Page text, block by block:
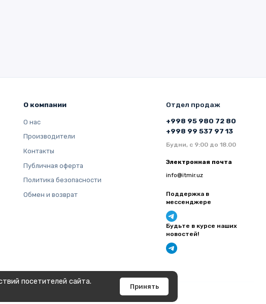
посетителей сайта.
Принять
О компании
О нас
Производители
Контакты
Публичная оферта
Политика безопасности
Обмен и возврат
Отдел продаж
+998 95 980 72 80
+998 99 537 97 13
Будни, с 9:00 до 18.00
Электронная почта
info@itmir.uz
Поддержка в
мессенджере
Будьте в курсе наших
новостей!